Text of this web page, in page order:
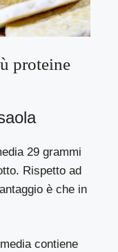
proteine
29 grammi
Rispetto ad
è che in
contiene